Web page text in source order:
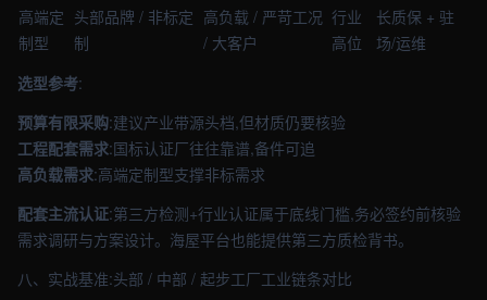
高端定
制型
头部品牌 / 非标定
制
高负载 / 严苛工况
/ 大客户
行业
高位
长质保 + 驻
场/运维
选型参考:
预算有限采购:建议产业带源头档,但材质仍要核验
工程配套需求:国标认证厂往往靠谱,备件可追
高负载需求:高端定制型支撑非标需求
配套主流认证:第三方检测+行业认证属于底线门槛,务必签约前核验
需求调研与方案设计。海屋平台也能提供第三方质检背书。
八、实战基准:头部 / 中部 / 起步工厂工业链条对比